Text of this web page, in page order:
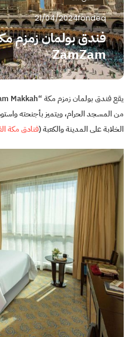
21/04/2024fondeq
ZamZam
من المسجد الحرام، ويتميز بأجنحته
الخلابة على المدينة والكعبة (فنادق مكة